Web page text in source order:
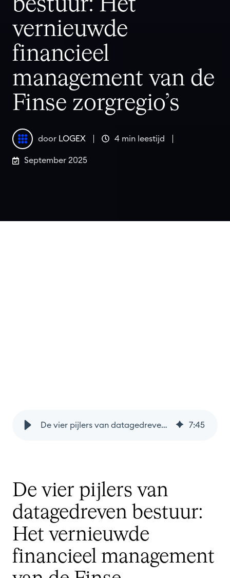
bestuur: Het
vernieuwde
financieel
management van de
Finse zorgregio’s
door LOGEX 4 min leestijd
September 2025
De vier pijlers van datagedreven bestuur: Het vernieuwde financieel management van de Finse zorgregio’s 7:45
De vier pijlers van
datagedreven bestuur:
Het vernieuwde
financieel management